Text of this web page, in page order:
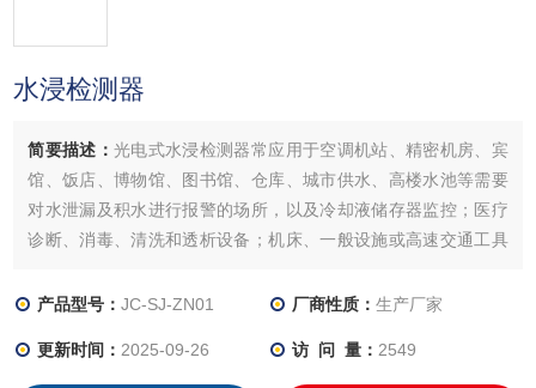
水浸检测器
简要描述： 光电式水浸检测器常应用于空调机站、精密机房、宾
馆、饭店、博物馆、图书馆、仓库、城市供水、高楼水池等需要
对水泄漏及积水进行报警的场所，以及冷却液储存器监控；医疗
诊断、消毒、清洗和透析设备；机床、一般设施或高速交通工具
产品型号：JC-SJ-ZN01 厂商性质： 生产厂家
更新时间： 2025-09-26 访 问 量： 2549